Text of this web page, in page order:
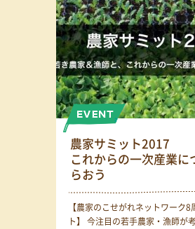
農家サミット2017
これからの一次産業に
らおう
【農家のこせがれネットワーク8
ト】 今注目の若手農家・漁師が